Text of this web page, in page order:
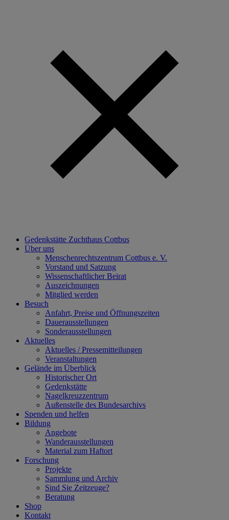
Gedenkstätte Zuchthaus Cottbus
Über uns
Menschenrechtszentrum Cottbus e. V.
Vorstand und Satzung
Wissenschaftlicher Beirat
Auszeichnungen
Mitglied werden
Besuch
Anfahrt, Preise und Öffnungszeiten
Dauerausstellungen
Sonderausstellungen
Aktuelles
Aktuelles / Pressemitteilungen
Veranstaltungen
Gelände im Überblick
Historischer Ort
Gedenkstätte
Nagelkreuzzentrum
Außenstelle des Bundesarchivs
Spenden und helfen
Bildung
Angebote
Wanderausstellungen
Material zum Haftort
Forschung
Projekte
Sammlung und Archiv
Sind Sie Zeitzeuge?
Beratung
Shop
Kontakt